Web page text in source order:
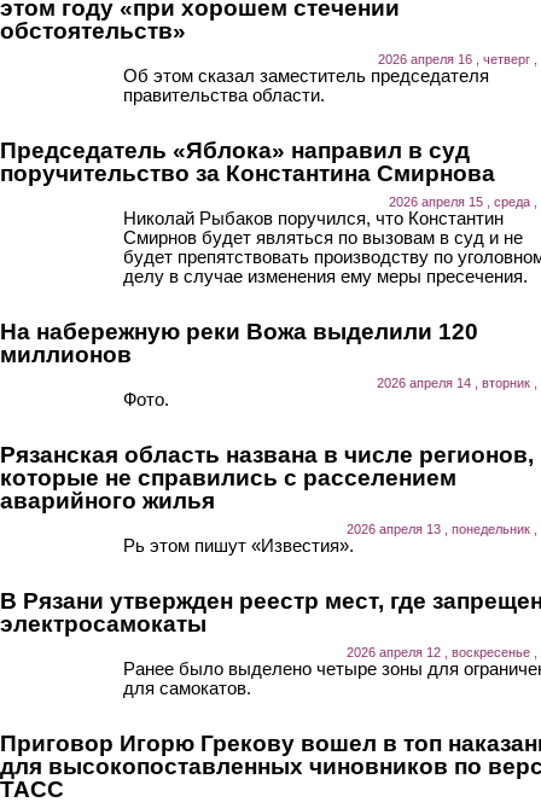
этом году «при хорошем стечении
обстоятельств»
2026 апреля 16 , четверг ,
Об этом сказал заместитель председателя
правительства области.
Председатель «Яблока» направил в суд
поручительство за Константина Смирнова
2026 апреля 15 , среда ,
Николай Рыбаков поручился, что Константин
Смирнов будет являться по вызовам в суд и не
будет препятствовать производству по
делу в случае изменения ему меры пресечения.
На набережную реки Вожа выделили 120
миллионов
2026 апреля 14 , вторник ,
Фото.
Рязанская область названа в числе регионов,
которые не справились с расселением
аварийного жилья
2026 апреля 13 , понедельник ,
Рь этом пишут «Известия».
В Рязани утвержден реестр мест, где
электросамокаты
2026 апреля 12 , воскресенье ,
Ранее было выделено четыре зоны для
для самокатов.
Приговор Игорю Грекову вошел в топ
для высокопоставленных чиновников по
ТАСС